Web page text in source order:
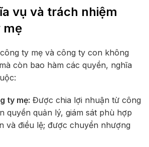
vụ và trách nhiệm
mẹ
ty mẹ và công ty con không
còn bao hàm các quyền, nghĩa
ty mẹ: Được chia lợi nhuận từ công
quyền quản lý, giám sát phù hợp
và điều lệ; được chuyển nhượng